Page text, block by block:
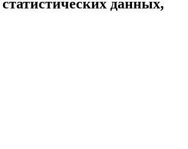
данных,